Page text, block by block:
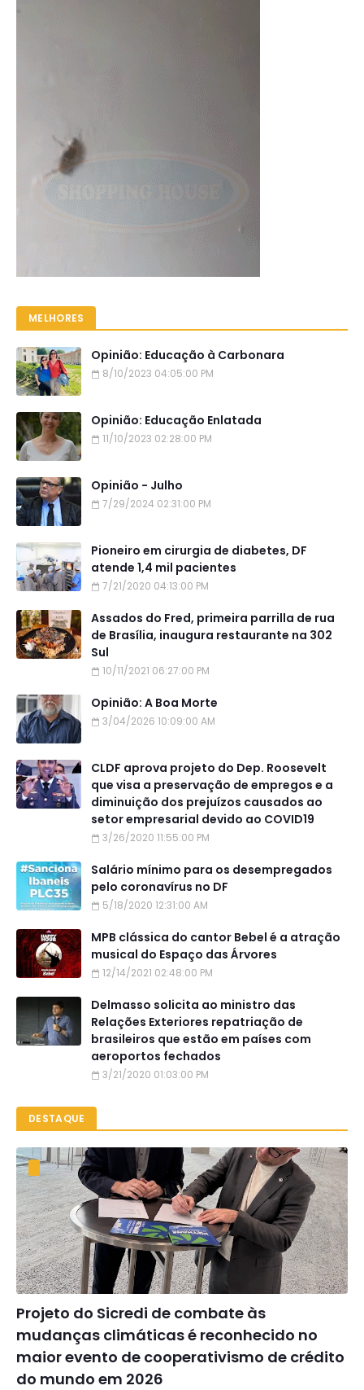
MELHORES
Opinião: Educação à Carbonara
8/10/2023 04:05:00 PM
Opinião: Educação Enlatada
11/10/2023 02:28:00 PM
Opinião - Julho
7/29/2024 02:31:00 PM
Pioneiro em cirurgia de diabetes, DF
atende 1,4 mil pacientes
7/21/2020 04:13:00 PM
Assados do Fred, primeira parrilla de rua
de Brasília, inaugura restaurante na 302
Sul
10/11/2021 06:27:00 PM
Opinião: A Boa Morte
3/04/2026 10:09:00 AM
CLDF aprova projeto do Dep. Roosevelt
que visa a preservação de empregos e a
diminuição dos prejuízos causados ao
setor empresarial devido ao COVID19
3/26/2020 11:55:00 PM
Salário mínimo para os desempregados
pelo coronavírus no DF
5/18/2020 12:31:00 AM
MPB clássica do cantor Bebel é a atração
musical do Espaço das Árvores
12/14/2021 02:48:00 PM
Delmasso solicita ao ministro das
Relações Exteriores repatriação de
brasileiros que estão em países com
aeroportos fechados
3/21/2020 01:03:00 PM
DESTAQUE
Projeto do Sicredi de combate às
mudanças climáticas é reconhecido no
maior evento de cooperativismo de crédito
do mundo em 2026